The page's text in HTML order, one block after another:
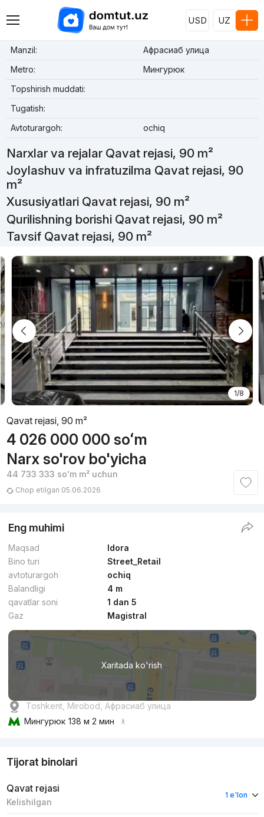
USD UZ
Manzil:
Афрасиаб улица
Metro:
Мингурюк
Topshirish muddati:
Tugatish:
Avtoturargoh:
ochiq
Narxlar va rejalar Qavat rejasi, 90 m²
Joylashuv va infratuzilma Qavat rejasi, 90
m²
Xususiyatlari Qavat rejasi, 90 m²
Qurilishning borishi Qavat rejasi, 90 m²
Tavsif Qavat rejasi, 90 m²
1/8
Qavat rejasi, 90 m²
4 026 000 000 soʻm
Narx so'rov bo'yicha
44 733 333 soʻmm² uchun
Chop etilgan 05.06.2026
Eng muhimi
Maqsad
Idora
Bino turi
Street_Retail
avtoturargoh
ochiq
Balandligi
4 m
qavatlar soni
1 dan 5
Gaz
Magistral
Xaritada ko'rish
Toshkent, Mirobod, Афрасиаб улица
Мингурюк 138 м 2 мин
Tijorat binolari
Qavat rejasi
Kelishilgan
1 e'lon